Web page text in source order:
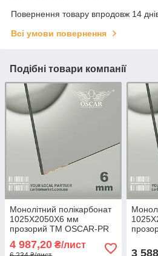
Повернення товару впродовж 14
Всі умови повернення
Подібні товари компанії
Монолітний полікарбонат
1025Х2050Х6 мм
прозорий TM OSCAR-PR
Сербія
4 987,20 ₴/лист
Сербія
3 588